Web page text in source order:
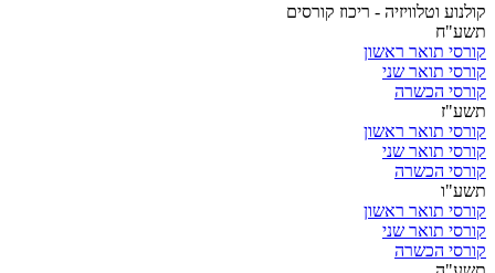
קולנוע וטלוויזיה - ריכוז קורסים
תשע"ח
קורסי תואר ראשון
קורסי תואר שני
קורסי הכשרה
תשע"ז
קורסי תואר ראשון
קורסי תואר שני
קורסי הכשרה
תשע"ו
קורסי תואר ראשון
קורסי תואר שני
קורסי הכשרה